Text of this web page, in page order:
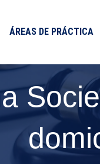
ÁREAS DE PRÁCTICA